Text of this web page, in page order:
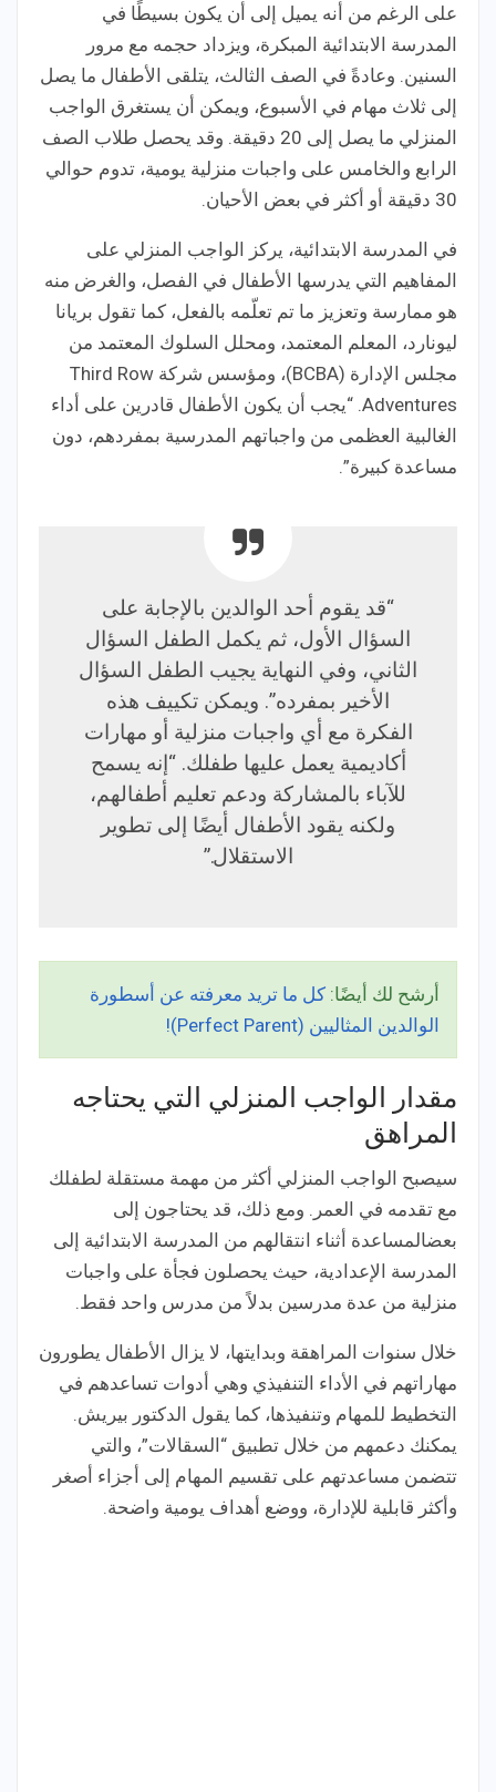
على الرغم من أنه يميل إلى أن يكون بسيطًا في
المدرسة الابتدائية المبكرة، ويزداد حجمه مع مرور
السنين. وعادةً في الصف الثالث، يتلقى الأطفال ما يصل
إلى ثلاث مهام في الأسبوع، ويمكن أن يستغرق الواجب
المنزلي ما يصل إلى 20 دقيقة. وقد يحصل طلاب الصف
الرابع والخامس على واجبات منزلية يومية، تدوم حوالي
30 دقيقة أو أكثر في بعض الأحيان.
في المدرسة الابتدائية، يركز الواجب المنزلي على
المفاهيم التي يدرسها الأطفال في الفصل، والغرض منه
هو ممارسة وتعزيز ما تم تعلّمه بالفعل، كما تقول بريانا
ليونارد، المعلم المعتمد، ومحلل السلوك المعتمد من
مجلس الإدارة (BCBA)، ومؤسس شركة Third Row
Adventures. “يجب أن يكون الأطفال قادرين على أداء
الغالبية العظمى من واجباتهم المدرسية بمفردهم، دون
مساعدة كبيرة”.
“قد يقوم أحد الوالدين بالإجابة على
السؤال الأول، ثم يكمل الطفل السؤال
الثاني، وفي النهاية يجيب الطفل السؤال
الأخير بمفرده”. ويمكن تكييف هذه
الفكرة مع أي واجبات منزلية أو مهارات
أكاديمية يعمل عليها طفلك. “إنه يسمح
للآباء بالمشاركة ودعم تعليم أطفالهم،
ولكنه يقود الأطفال أيضًا إلى تطوير
الاستقلال.”
أرشح لك أيضًا: كل ما تريد معرفته عن أسطورة
الوالدين المثاليين (Perfect Parent)!
مقدار الواجب المنزلي التي يحتاجه
المراهق
سيصبح الواجب المنزلي أكثر من مهمة مستقلة لطفلك
مع تقدمه في العمر. ومع ذلك، قد يحتاجون إلى
بعضالمساعدة أثناء انتقالهم من المدرسة الابتدائية إلى
المدرسة الإعدادية، حيث يحصلون فجأة على واجبات
منزلية من عدة مدرسين بدلاً من مدرس واحد فقط.
خلال سنوات المراهقة وبدايتها، لا يزال الأطفال يطورون
مهاراتهم في الأداء التنفيذي وهي أدوات تساعدهم في
التخطيط للمهام وتنفيذها، كما يقول الدكتور بيريش.
يمكنك دعمهم من خلال تطبيق “السقالات”، والتي
تتضمن مساعدتهم على تقسيم المهام إلى أجزاء أصغر
وأكثر قابلية للإدارة، ووضع أهداف يومية واضحة.